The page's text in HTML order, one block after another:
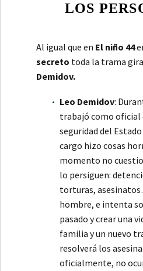
LOS
Al igual que en El niño 44
secreto toda la trama
Demidov.
Leo Demidov:
trabajó como oficial
seguridad del
cargo hizo cosas
momento no
lo persiguen:
torturas,
hombre, e intenta
pasado y crear una
familia y un nuevo
resolverá los
oficialmente, no